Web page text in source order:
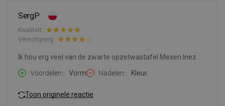
SergP
Kwaliteit:
Verschijning:
Ik hou erg veel van de zwarte opzetwastafel Mexen Inez.
Voordelen:
Vorm Nadelen: Kleur.
Toon originele reactie